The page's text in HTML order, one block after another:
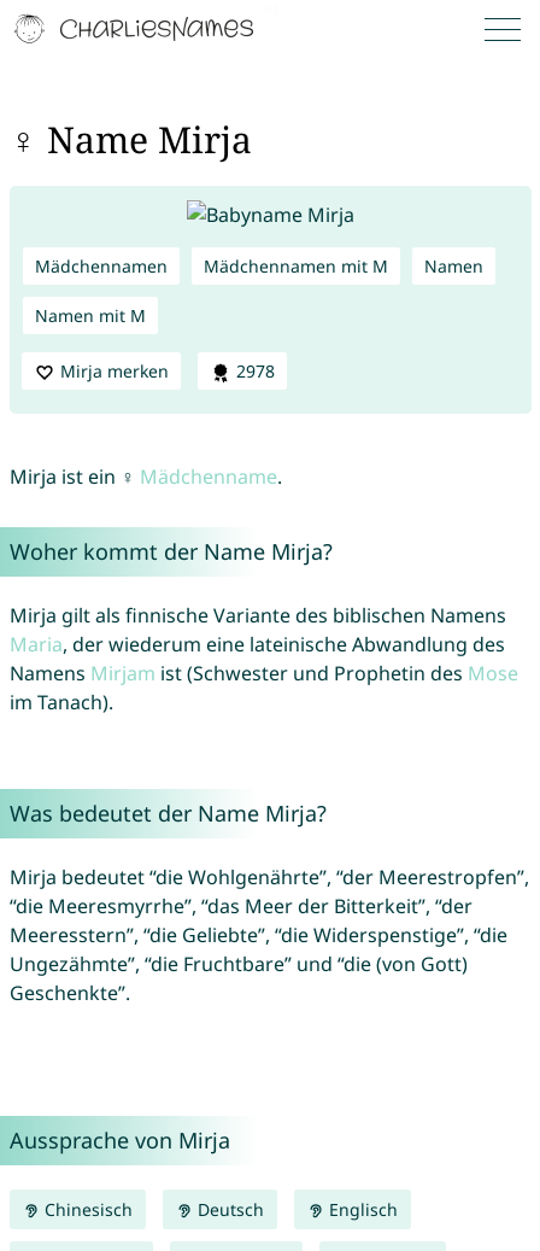
♀ Name Mirja
Mädchennamen Mädchennamen mit M Namen
Namen mit M
Mirja merken 2978
Mirja ist ein ♀ Mädchenname.
Woher kommt der Name Mirja?
Mirja gilt als finnische Variante des biblischen Namens
Maria, der wiederum eine lateinische Abwandlung des
Namens Mirjam ist (Schwester und Prophetin des Mose
im Tanach).
Was bedeutet der Name Mirja?
Mirja bedeutet “die Wohlgenährte”, “der Meerestropfen”,
“die Meeresmyrrhe”, “das Meer der Bitterkeit”, “der
Meeresstern”, “die Geliebte”, “die Widerspenstige”, “die
Ungezähmte”, “die Fruchtbare” und “die (von Gott)
Geschenkte”.
Aussprache von Mirja
Chinesisch Deutsch Englisch